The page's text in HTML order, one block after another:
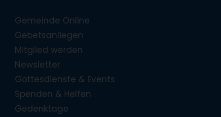
Gemeinde Online
Gebetsanliegen
Mitglied werden
Newsletter
Gottesdienste & Events
Spenden & Helfen
Gedenktage